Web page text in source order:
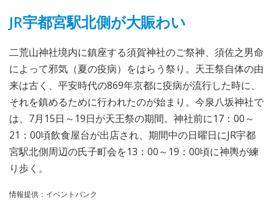
JR宇都宮駅北側が大賑わい
二荒山神社境内に鎮座する須賀神社のご祭神、須佐之男命
によって邪気（夏の疫病）をはらう祭り。天王祭自体の由
来は古く、平安時代の869年京都に疫病が流行した時に、
それを鎮めるために行われたのが始まり。今泉八坂神社で
は、7月15日～19日が天王祭の期間。神社前に17：00～
21：00頃飲食屋台が出店され、期間中の日曜日にJR宇都
宮駅北側周辺の氏子町会を13：00～19：00頃に神輿が練
り歩く。
情報提供：イベントバンク